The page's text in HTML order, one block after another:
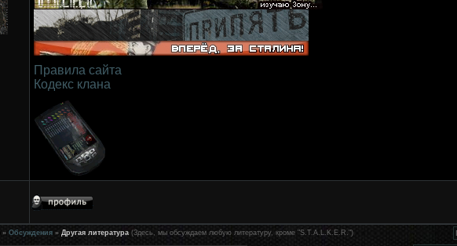
Правила сайта
Кодекс клана
» Обсуждения » Другая литература (Здесь, мы обсуждаем любую литературу, кроме "S.T.A.L.K.E.R.")